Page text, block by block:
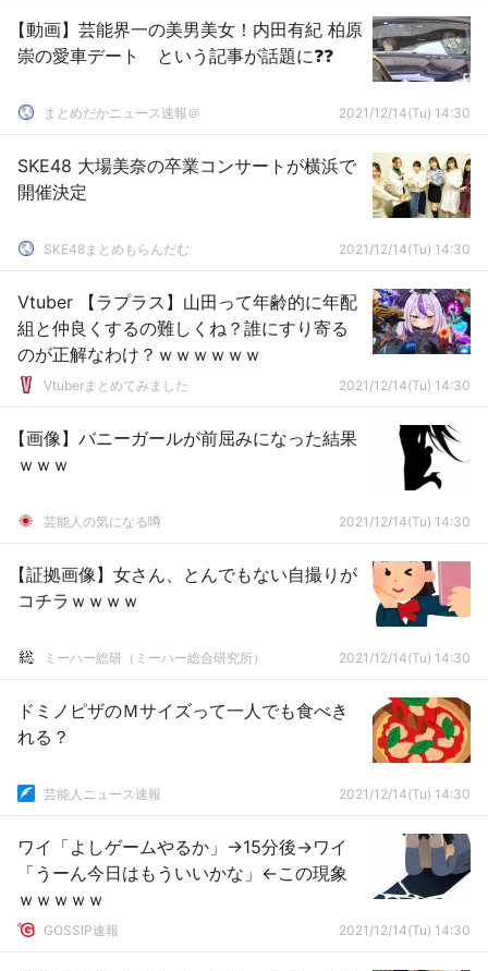
【動画】芸能界一の美男美女！内田有紀 柏原
崇の愛車デート という記事が話題に❓❓
まとめだかニュース速報＠ 2021/12/14(Tu) 14:30
SKE48 大場美奈の卒業コンサートが横浜で
開催決定
SKE48まとめもらんだむ 2021/12/14(Tu) 14:30
Vtuber 【ラプラス】山田って年齢的に年配
組と仲良くするの難しくね？誰にすり寄る
のが正解なわけ？ｗｗｗｗｗｗ
Vtuberまとめてみました 2021/12/14(Tu) 14:30
【画像】バニーガールが前屈みになった結果
ｗｗｗ
芸能人の気になる噂 2021/12/14(Tu) 14:30
【証拠画像】女さん、とんでもない自撮りが
コチラｗｗｗｗ
ミーハー総研（ミーハー総合研究所） 2021/12/14(Tu) 14:30
ドミノピザのＭサイズって一人でも食べき
れる？
芸能人ニュース速報 2021/12/14(Tu) 14:30
ワイ「よしゲームやるか」→15分後→ワイ
「うーん今日はもういいかな」←この現象
ｗｗｗｗｗ
GOSSIP速報 2021/12/14(Tu) 14:30